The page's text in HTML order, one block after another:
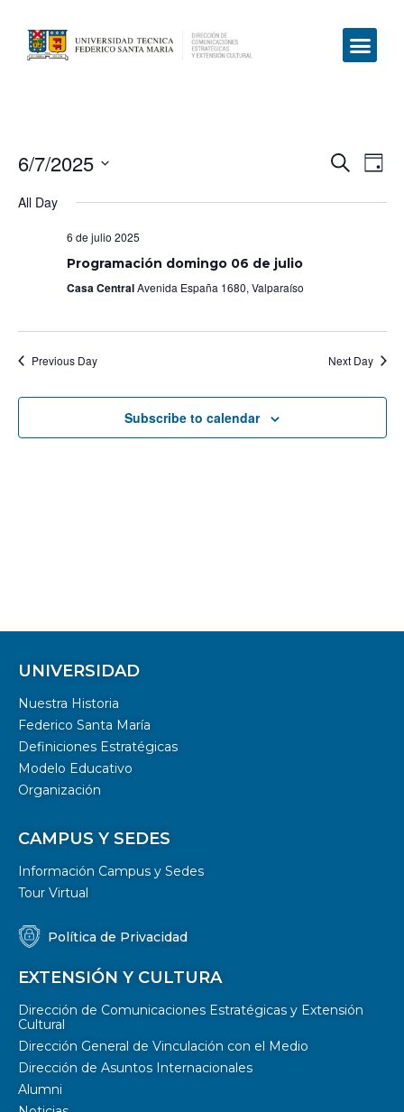
Search
Day
6/7/2025
date.
All Day
6 de julio 2025
Programación domingo 06 de julio
Casa CentralAvenida España 1680, Valparaíso
Previous Day Next Day
Subscribe to calendar
UNIVERSIDAD
Nuestra Historia
Federico Santa María
Definiciones Estratégicas
Modelo Educativo
Organización
CAMPUS Y SEDES
Información Campus y Sedes
Tour Virtual
Política de Privacidad
EXTENSIÓN Y CULTURA
Dirección de Comunicaciones Estratégicas y Extensión
Cultural
Dirección General de Vinculación con el Medio
Dirección de Asuntos Internacionales
Alumni